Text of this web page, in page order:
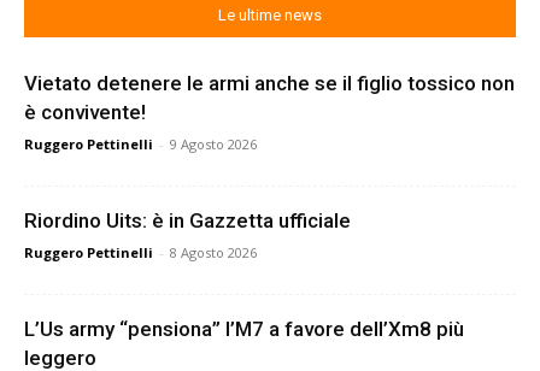
Le ultime news
Vietato detenere le armi anche se il figlio tossico non
è convivente!
Ruggero Pettinelli - 9 Agosto 2026
Riordino Uits: è in Gazzetta ufficiale
Ruggero Pettinelli - 8 Agosto 2026
L’Us army “pensiona” l’M7 a favore dell’Xm8 più
leggero